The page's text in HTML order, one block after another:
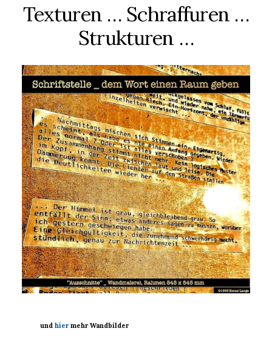
Texturen … Schraffuren …
Strukturen …
und hier mehr Wandbilder